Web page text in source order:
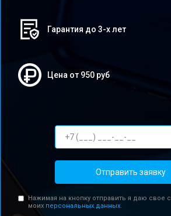
Гарантия до 3-х лет
Цена от 950 руб
Отправить заявку
Нажимая на кнопку отправить я даю свое
моих персональных данных.